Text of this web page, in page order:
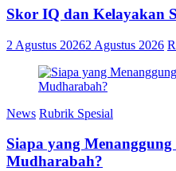
Skor IQ dan Kelayakan
2 Agustus 20262 Agustus 2026
News Rubrik Spesial
Siapa yang
Mudharabah?